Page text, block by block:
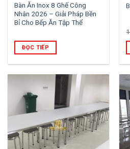
Bàn Ăn Inox 8 Ghế Công
Nhân 2026 – Giải Pháp Bền
Bỉ Cho Bếp Ăn Tập Thể
ĐỌC TIẾP